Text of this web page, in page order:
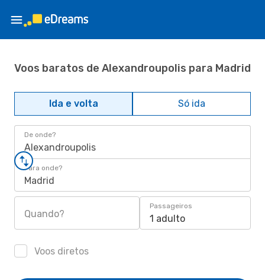
Voos baratos de Alexandroupolis para Madrid
Ida e volta Só ida
De onde?
Alexandroupolis
Para onde?
Madrid
Quando?
Passageiros
1 adulto
Voos diretos